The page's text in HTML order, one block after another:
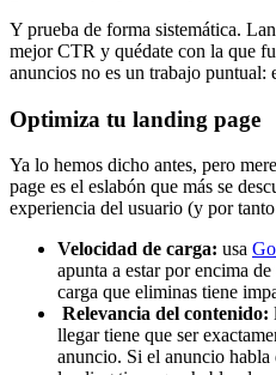
Y prueba de forma sistemática.
mejor CTR y quédate con la que
anuncios no es un trabajo puntual:
Optimiza tu landing page
Ya lo hemos dicho antes, pero
page es el eslabón que más se
experiencia del usuario (y por
Velocidad de carga: usa
apunta a estar por encima
carga que eliminas tiene
Relevancia del contenido:
llegar tiene que ser
anuncio. Si el anuncio